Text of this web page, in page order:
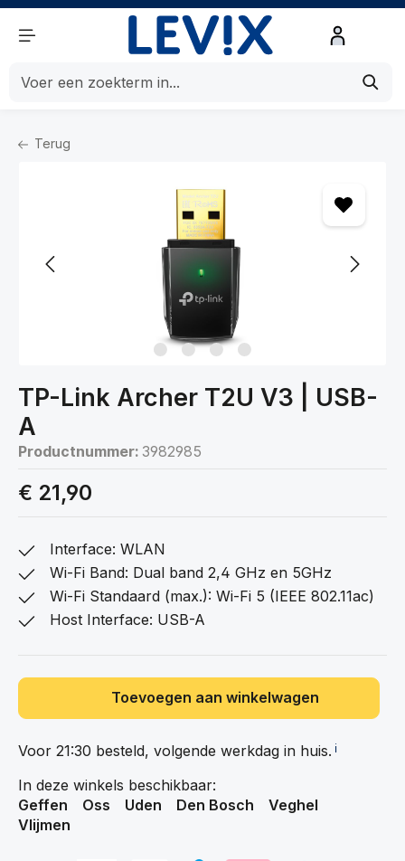
Terug
Home
TP-Link Archer T2U V3 | USB-
A
Productnummer: 3982985
€ 21,90
Interface: WLAN
Wi-Fi Band: Dual band 2,4 GHz en 5GHz
Wi-Fi Standaard (max.): Wi-Fi 5 (IEEE 802.11ac)
Host Interface: USB-A
Toevoegen aan winkelwagen
Voor 21:30 besteld, volgende werkdag in huis. ℹ️
In deze winkels beschikbaar:
Geffen
Oss Uden Den Bosch
Veghel
Vlijmen